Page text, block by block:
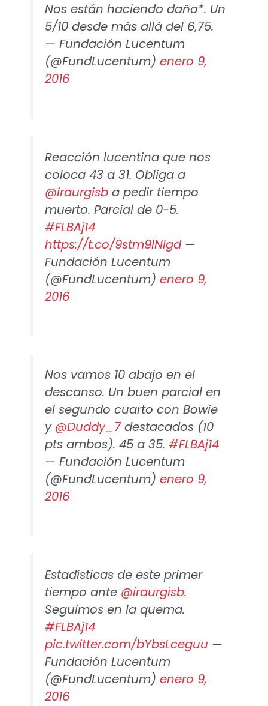
Nos están haciendo daño*. Un
5/10 desde más allá del 6,75.
— Fundación Lucentum
(@FundLucentum) enero 9,
2016
Reacción lucentina que nos
coloca 43 a 31. Obliga a
@iraurgisba pedir tiempo
muerto. Parcial de 0-5.
#FLBAj14
https://t.co/9stm9lNIgd—
Fundación Lucentum
(@FundLucentum) enero 9,
2016
Nos vamos 10 abajo en el
descanso. Un buen parcial en
el segundo cuarto con Bowie
y @Duddy_7destacados (10
pts ambos). 45 a 35. #FLBAj14
— Fundación Lucentum
(@FundLucentum) enero 9,
2016
Estadísticas de este primer
tiempo ante @iraurgisb.
Seguimos en la quema.
#FLBAj14
pic.twitter.com/bYbsLceguu —
Fundación Lucentum
(@FundLucentum) enero 9,
2016